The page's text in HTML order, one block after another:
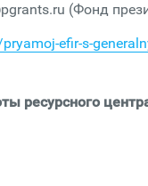
(Фонд
efir-s-
ресурсного